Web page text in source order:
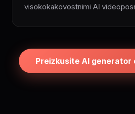
visokokakovostnimi AI
Preizkusite AI generator